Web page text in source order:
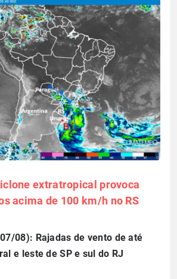
extratropical provoca
acima de 100 km/h no RS
08): Rajadas de vento de até
e leste de SP e sul do RJ